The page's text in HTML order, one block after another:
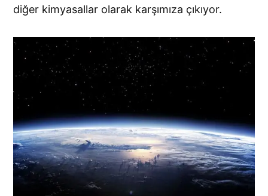
diğer kimyasallar olarak karşımıza çıkıyor.